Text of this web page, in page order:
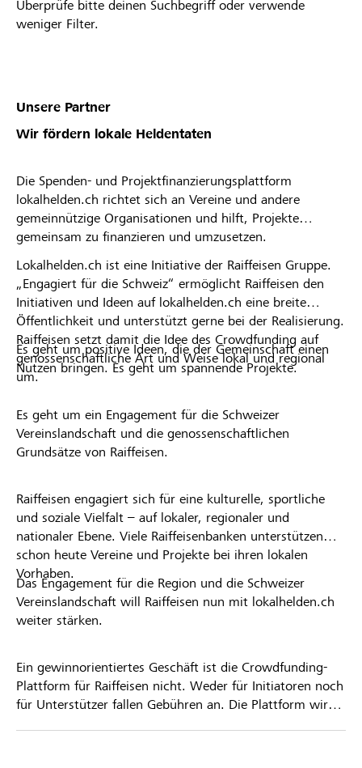
Überprüfe bitte deinen Suchbegriff oder verwende
weniger Filter.
Unsere Partner
Wir fördern lokale Heldentaten
Die Spenden- und Projektfinanzierungsplattform
lokalhelden.ch richtet sich an Vereine und andere
gemeinnützige Organisationen und hilft, Projekte
gemeinsam zu finanzieren und umzusetzen.
Lokalhelden.ch ist eine Initiative der Raiffeisen Gruppe.
„Engagiert für die Schweiz“ ermöglicht Raiffeisen den
Initiativen und Ideen auf lokalhelden.ch eine breite
Öffentlichkeit und unterstützt gerne bei der Realisierung.
Raiffeisen setzt damit die Idee des Crowdfunding auf
genossenschaftliche Art und Weise lokal und regional
um.
Es geht um positive Ideen, die der Gemeinschaft einen
Nutzen bringen. Es geht um spannende Projekte.
Es geht um ein Engagement für die Schweizer
Vereinslandschaft und die genossenschaftlichen
Grundsätze von Raiffeisen.
Raiffeisen engagiert sich für eine kulturelle, sportliche
und soziale Vielfalt – auf lokaler, regionaler und
nationaler Ebene. Viele Raiffeisenbanken unterstützen
schon heute Vereine und Projekte bei ihren lokalen
Vorhaben.
Das Engagement für die Region und die Schweizer
Vereinslandschaft will Raiffeisen nun mit lokalhelden.ch
weiter stärken.
Ein gewinnorientiertes Geschäft ist die Crowdfunding-
Plattform für Raiffeisen nicht. Weder für Initiatoren noch
für Unterstützer fallen Gebühren an. Die Plattform wird